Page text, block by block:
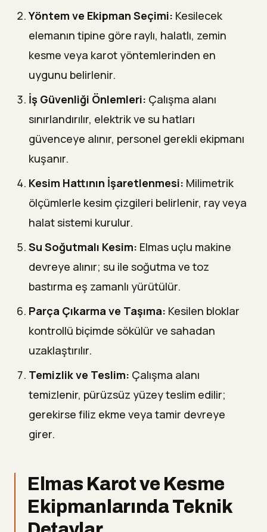
Yöntem ve Ekipman Seçimi: Kesilecek
elemanın tipine göre raylı, halatlı, zemin
kesme veya karot yöntemlerinden en
uygunu belirlenir.
İş Güvenliği Önlemleri: Çalışma alanı
sınırlandırılır, elektrik ve su hatları
güvenceye alınır, personel gerekli ekipmanı
kuşanır.
Kesim Hattının İşaretlenmesi: Milimetrik
ölçümlerle kesim çizgileri belirlenir, ray veya
halat sistemi kurulur.
Su Soğutmalı Kesim: Elmas uçlu makine
devreye alınır; su ile soğutma ve toz
bastırma eş zamanlı yürütülür.
Parça Çıkarma ve Taşıma: Kesilen bloklar
kontrollü biçimde sökülür ve sahadan
uzaklaştırılır.
Temizlik ve Teslim: Çalışma alanı
temizlenir, pürüzsüz yüzey teslim edilir;
gerekirse filiz ekme veya tamir devreye
girer.
Elmas Karot ve Kesme
Ekipmanlarında Teknik